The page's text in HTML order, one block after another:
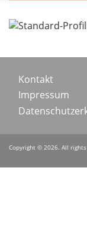
Portraitbild
Footer
menu
Kontakt
Impressum
Copyright © 2026. All